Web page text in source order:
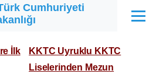
Cumhuriyeti
Menü
İlk
KKTC Uyruklu KKTC
Liselerinden Mezun